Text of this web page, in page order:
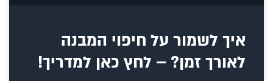
איך לשמור על חיפוי המבנה
לאורך זמן? – לחץ כאן למדריך!